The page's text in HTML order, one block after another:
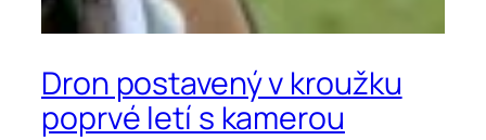
Dron postavený v kroužku
poprvé letí s kamerou